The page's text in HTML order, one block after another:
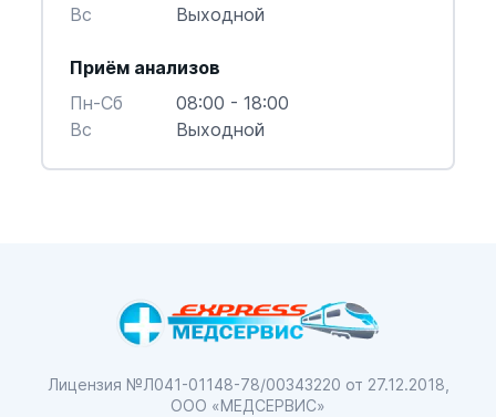
Вс
Выходной
Приём анализов
Пн-Cб
08:00 - 18:00
Вс
Выходной
Лицензия №Л041-01148-78/00343220 от 27.12.2018,
ООО «МЕДСЕРВИС»